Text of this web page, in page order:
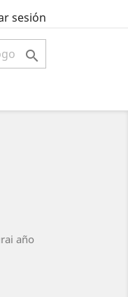
sesión

año